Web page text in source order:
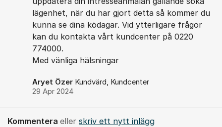
lägenhet, när du har gjort detta så kommer du
kunna se dina ködagar. Vid ytterligare frågor
kan du kontakta vårt kundcenter på 0220
774000.
Med vänliga hälsningar
Aryet Özer Kundvärd, Kundcenter
29 Apr 2024
Kommentera eller skriv ett nytt inlägg